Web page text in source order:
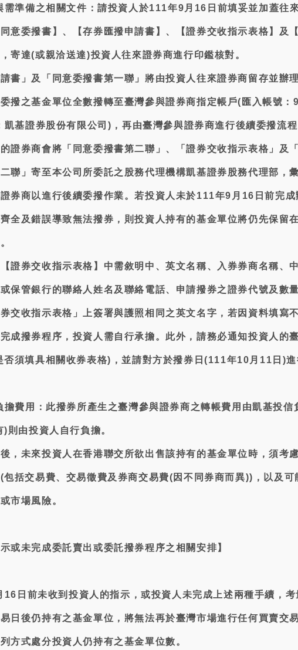
需準備之相關文件：請投資人於111年9月16日前填妥並加蓋往
意委撥書】、【存券匯撥申請書】、【證券交收指示表格】及
寄達(或親洽送達)投資人往來證券商進行印鑑核對。
請書」及「同意委撥書第一聯」將由投資人往來證券商留存並辦
撥之基金單位全數撥轉至臺灣參與證券商指定帳戶(匯入帳號
基證券股份有限公司)，再由臺灣參與證券商進行後續委撥流
的證券商會將「同意委撥書第二聯」、「證券交收指示表格」及
聯」寄至本公司所委託之股務代理機構凱基證券股務代理部，
券商以進行後續委撥作業。若投資人未於111年9月16日前完成
全及錯誤導致無法撥券，則投資人持有的基金單位將仍先保留
證券交收指示表格】中需敘明中、英文名稱、入券券商名稱、
保管銀行的聯絡人姓名及聯絡電話、申請撥券之證券代號及數
交收指示表格」上簽署與護照相同之英文名字，若因資料填寫
成撥券程序，投資人需自行承擔。此外，請務必通知投資人的
否須填具相關收券表格)，並請對方於撥券日(111年10月11日)進
費用：此撥券所產生之臺灣參與證券商之轉帳費用由凱基投信
則由投資人自行負擔。
，未來投資人在香港聯交所欲出售該持有的基金單位時，須考
包括交易費、交易徵費及券商交易費(因不同券商而異))，以及可
市場風險。
示或未完成委託賣出或委託撥券程序之相關安排】
日前未收到投資人的指示，或投資人未完成上述兩種手續，考
日後仍持有之基金單位，將無法再於臺灣市場進行任何買賣交
方式處分投資人仍持有之基金單位數。